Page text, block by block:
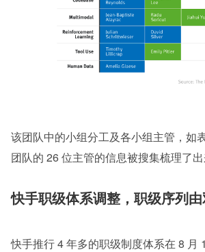
该团队中的小组分工及各小组主管，如
团队的 26 位主管的信息被搜集梳理了出
快手职级体系调整，职级序列
快手推行 4 年多的职级制度体系在 8 月